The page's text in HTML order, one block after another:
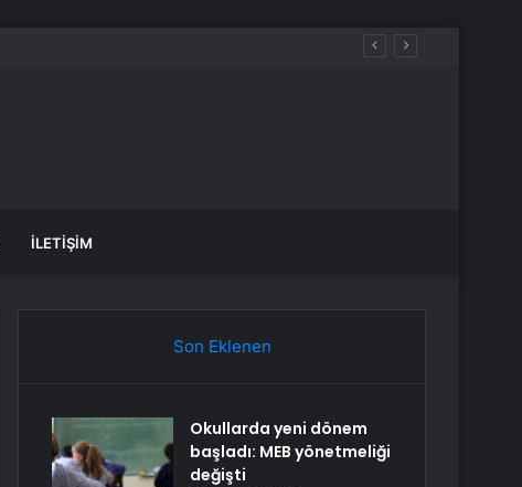
İLETIŞIM
Son Eklenen
Okullarda yeni dönem
başladı: MEB yönetmeliği
değişti